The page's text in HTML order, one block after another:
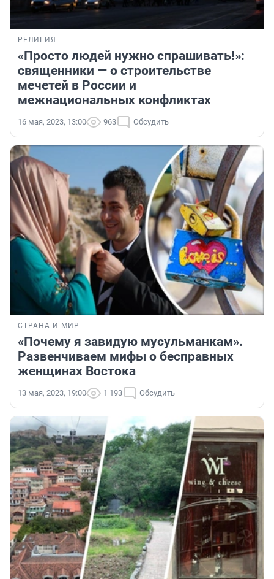
РЕЛИГИЯ
«Просто людей нужно спрашивать!»:
священники — о строительстве
мечетей в России и
межнациональных конфликтах
16 мая, 2023, 13:00 963 Обсудить
СТРАНА И МИР
«Почему я завидую мусульманкам».
Развенчиваем мифы о бесправных
женщинах Востока
13 мая, 2023, 19:00 1 193 Обсудить